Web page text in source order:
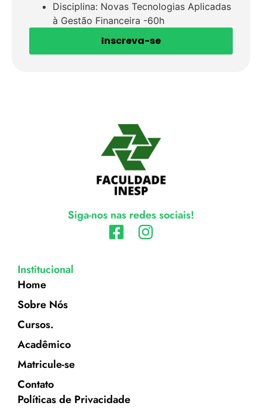
Disciplina: Novas Tecnologias Aplicadas
à Gestão Financeira -60h
Inscreva-se
Siga-nos nas redes sociais!
Institucional
Home
Sobre Nós
Cursos.
Acadêmico
Matricule-se
Contato
Políticas de Privacidade